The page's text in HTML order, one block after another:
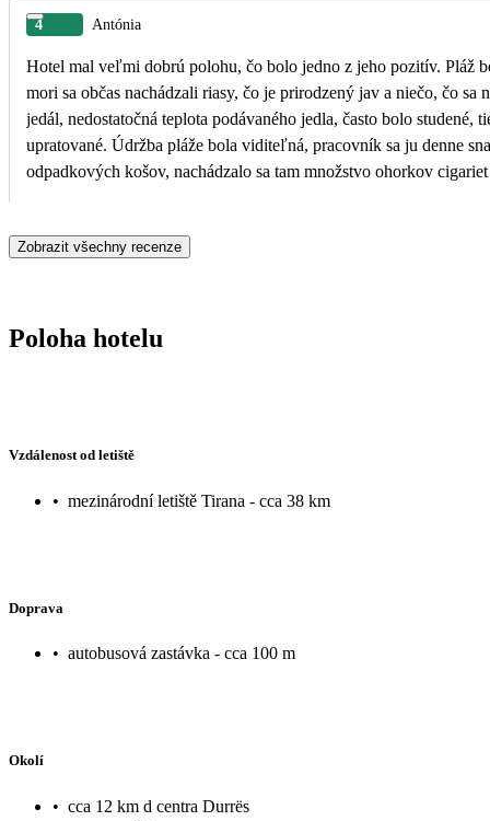
4 Antónia
Hotel mal veľmi dobrú polohu, čo bolo jedno z jeho pozitív. Pláž
mori sa občas nachádzali riasy, čo je prirodzený jav a niečo, čo
jedál, nedostatočná teplota podávaného jedla, často bolo
upratované. Údržba pláže bola viditeľná, pracovník sa ju denne snažil upratovať. Napriek tomu však veľa závisí od správania samotných návštevníkov. Aj keď bolo na pláži dostatok
odpadkových košov, nachádzalo sa tam množstvo ohorkov
mora.
Zobrazit všechny recenze
Poloha hotelu
Vzdálenost od letiště
• mezinárodní letiště Tirana - cca 38 km
Doprava
• autobusová zastávka - cca 100 m
Okolí
• cca 12 km d centra Durrës